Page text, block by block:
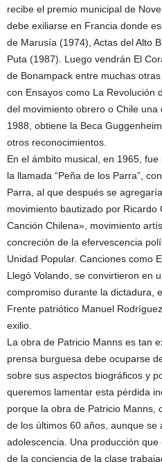
recibe el premio municipal de
debe exiliarse en Francia donde
de Marusía (1974), Actas del Alto
Puta (1987). Luego vendrán El
de Bonampack entre muchas
con Ensayos como La Revolución
del movimiento obrero o Chile
1988, obtiene la Beca
otros reconocimientos.
En el ámbito musical, en 1965,
la llamada “Peña de los Parra”,
Parra, al que después se
movimiento bautizado por Ricardo
Canción Chilena», movimiento
concreción de la efervescencia
Unidad Popular. Canciones como
Llegó Volando, se convirtieron en
compromiso durante la dictadura,
Frente patriótico Manuel
exilio.
La obra de Patricio Manns es tan
prensa burguesa debe ocuparse
sobre sus aspectos biográficos y
queremos lamentar esta pérdida
porque la obra de Patricio Manns,
de los últimos 60 años, aunque se
adolescencia. Una producción
de la conciencia de la clase